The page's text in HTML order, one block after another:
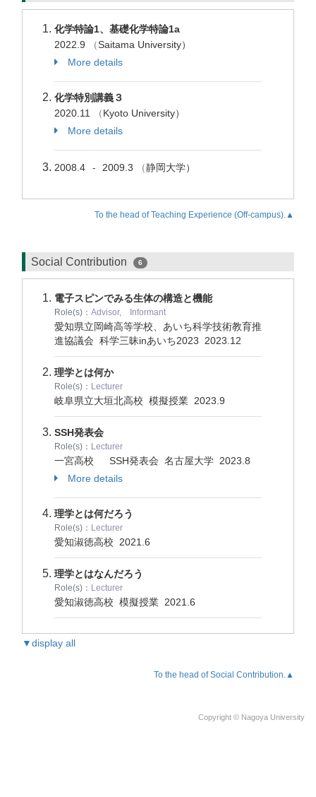
化学特論1、基礎化学特論1a
2022.9
（Saitama University）
More details
化学特別講義３
2020.11
（Kyoto University）
More details
2008.4 - 2009.3 （静岡大学）
To the head of Teaching Experience (Off-campus).▲
Social Contribution 6
電子スピンでみる生体の構造と機能
Role(s)： Advisor, Informant
愛知県立岡崎高等学校、あいち科学技術教育推
進協議会 科学三昧inあいち2023 2023.12
理学とは何か
Role(s)： Lecturer
岐阜県立大垣北高校 模擬授業 2023.9
SSH発表会
Role(s)： Lecturer
一宮高校 SSH発表会 名古屋大学 2023.8
More details
理学とは何だろう
Role(s)： Lecturer
愛知淑徳高校 2021.6
理学とはなんだろう
Role(s)： Lecturer
愛知淑徳高校 模擬授業 2021.6
▼display all
To the head of Social Contribution.▲
Copyright © Nagoya University